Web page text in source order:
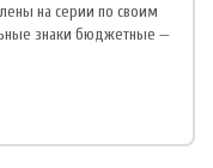
на серии по своим
знаки бюджетные —